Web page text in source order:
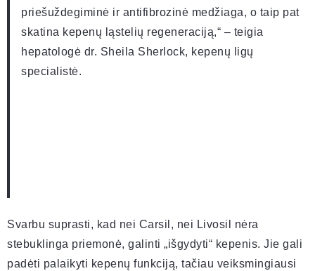
priešuždegiminė ir antifibrozinė medžiaga, o taip pat
skatina kepenų ląstelių regeneraciją,“ – teigia
hepatologė dr. Sheila Sherlock, kepenų ligų
specialistė.
Svarbu suprasti, kad nei Carsil, nei Livosil nėra
stebuklinga priemonė, galinti „išgydyti“ kepenis. Jie gali
padėti palaikyti kepenų funkciją, tačiau veiksmingiausi